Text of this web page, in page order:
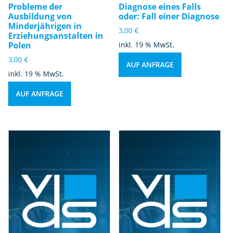
Probleme der
Ausbildung von
Minderjährigen in
Erziehungsanstalten in
Polen
3,00 €
inkl. 19 % MwSt.
AUF ANFRAGE
Diagnose eines Falls
oder: Fall einer Diagnose
3,00€
inkl. 19 % MwSt.
AUF ANFRAGE